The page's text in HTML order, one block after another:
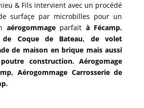
& Fils intervient avec un procédé
surfaçe par microbilles pour un
aérogommageparfait à Fécamp.
de Coque de Bateau, de volet
de maison en brique mais aussi
construction. Aérogomage
Aérogommage Carrosserie de